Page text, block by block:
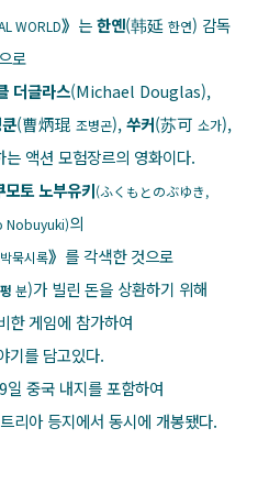
WORLD》 는한옌(韩延 한연) 감독
으로
더글라스(Michael Douglas),
(曹炳琨 조병곤), 쑤커(苏可 소가),
는 액션 모험장르의 영화이다.
모토 노부유키(ふくもとのぶゆき,
Nobuyuki)의
묵시록》 를 각색한 것으로
분)가 빌린 돈을 상환하기 위해
한 게임에 참가하여
기를 담고있다.
중국 내지를 포함하여
리아 등지에서 동시에 개봉됐다.